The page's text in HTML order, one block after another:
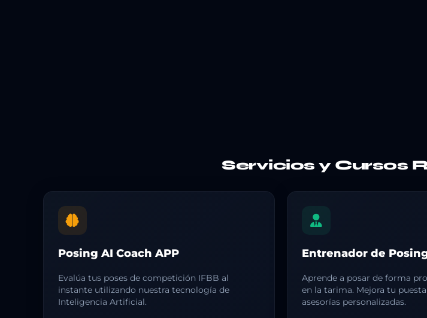
Servicios y Cursos
Posing AI Coach APP
Evalúa tus poses de competición IFBB al
instante utilizando nuestra tecnología de
Inteligencia Artificial.
Entrenador de
Aprende a posar de forma
en la tarima. Mejora tu
asesorías personalizadas.